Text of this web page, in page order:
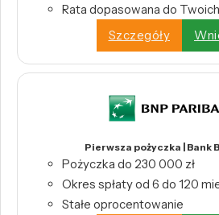
Rata dopasowana do
Szczegóły
Pierwsza pożyczka | Bank
Pożyczka do 230 000 zł
Okres spłaty od 6 do 120
Stałe oprocentowanie